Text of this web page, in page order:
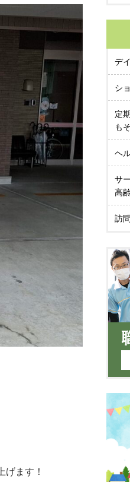
ます！
デ
シ
定
も
ヘ
サ
高
訪